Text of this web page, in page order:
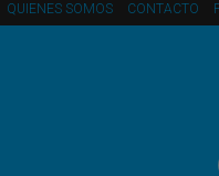
QUIENES SOMOS CONTACTO